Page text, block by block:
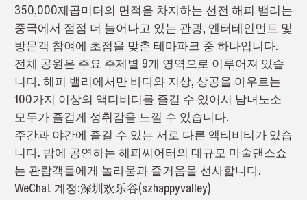
350,000제곱미터의 면적을 차지하는 선전 해피 밸리는
중국에서 점점 더 늘어나고 있는 관광, 엔터테인먼트 및
방문객 참여에 초점을 맞춘 테마파크 중 하나입니다.
전체 공원은 주요 주제별 9개 영역으로 이루어져 있습
니다. 해피 밸리에서만 바다와 지상, 상공을 아우르는
100가지 이상의 액티비티를 즐길 수 있어서 남녀노소
모두가 즐겁게 성취감을 느낄 수 있습니다.
주간과 야간에 즐길 수 있는 서로 다른 액티비티가 있습
니다. 밤에 공연하는 해피씨어터의 대규모 마술댄스쇼
는 관람객들에게 놀라움과 즐거움을 선사합니다.
WeChat 계정:深圳欢乐谷(szhappyvalley)